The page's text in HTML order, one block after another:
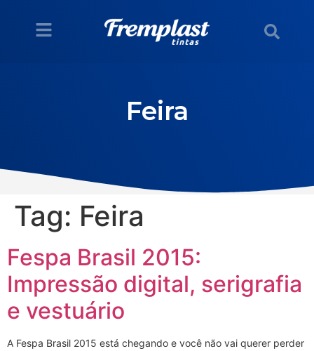
Feira
Tag: Feira
Fespa Brasil 2015:
Impressão digital, serigrafia
e vestuário
A Fespa Brasil 2015 está chegando e você não vai querer perder